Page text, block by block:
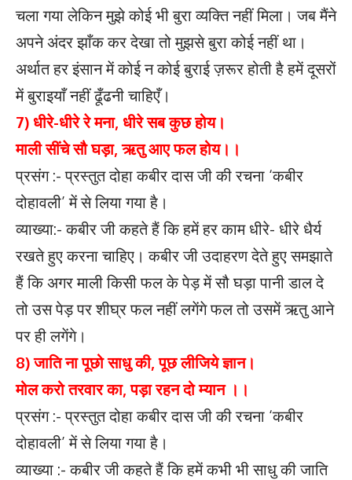
चला गया लेकिन मुझे कोई भी बुरा व्यक्ति नहीं मिला। जब मैंने
अपने अंदर झाँक कर देखा तो मुझसे बुरा कोई नहीं था।
अर्थात हर इंसान में कोई न कोई बुराई ज़रूर होती है हमें दूसरों
में बुराइयाँ नहीं ढूँढनी चाहिएँ।
7) धीरे-धीरे रे मना, धीरे सब कुछ होय।
माली सींचे सौ घड़ा, ऋतु आए फल होय।।
प्रसंग :- प्रस्तुत दोहा कबीर दास जी की रचना ‘कबीर
दोहावली’ में से लिया गया है।
व्याख्या:- कबीर जी कहते हैं कि हमें हर काम धीरे- धीरे धैर्य
रखते हुए करना चाहिए। कबीर जी उदाहरण देते हुए समझाते
हैं कि अगर माली किसी फल के पेड़ में सौ घड़ा पानी डाल दे
तो उस पेड़ पर शीघ्र फल नहीं लगेंगे फल तो उसमें ऋतु आने
पर ही लगेंगे।
8) जाति ना पूछो साधु की, पूछ लीजिये ज्ञान।
मोल करो तरवार का, पड़ा रहन दो म्यान ।।
प्रसंग :- प्रस्तुत दोहा कबीर दास जी की रचना ‘कबीर
दोहावली’ में से लिया गया है।
व्याख्या :- कबीर जी कहते हैं कि हमें कभी भी साधु की जाति